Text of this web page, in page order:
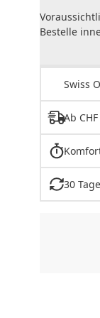
Bestelle
Swiss
Ab
30